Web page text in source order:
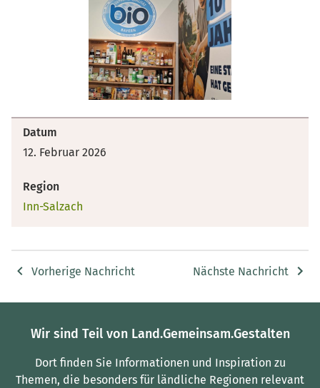
Datum
12. Februar 2026
Region
Inn-Salzach
Vorherige Nachricht Nächste Nachricht
Wir sind Teil von Land.Gemeinsam.Gestalten
Dort finden Sie Informationen und Inspiration zu
Themen, die besonders für ländliche Regionen relevant